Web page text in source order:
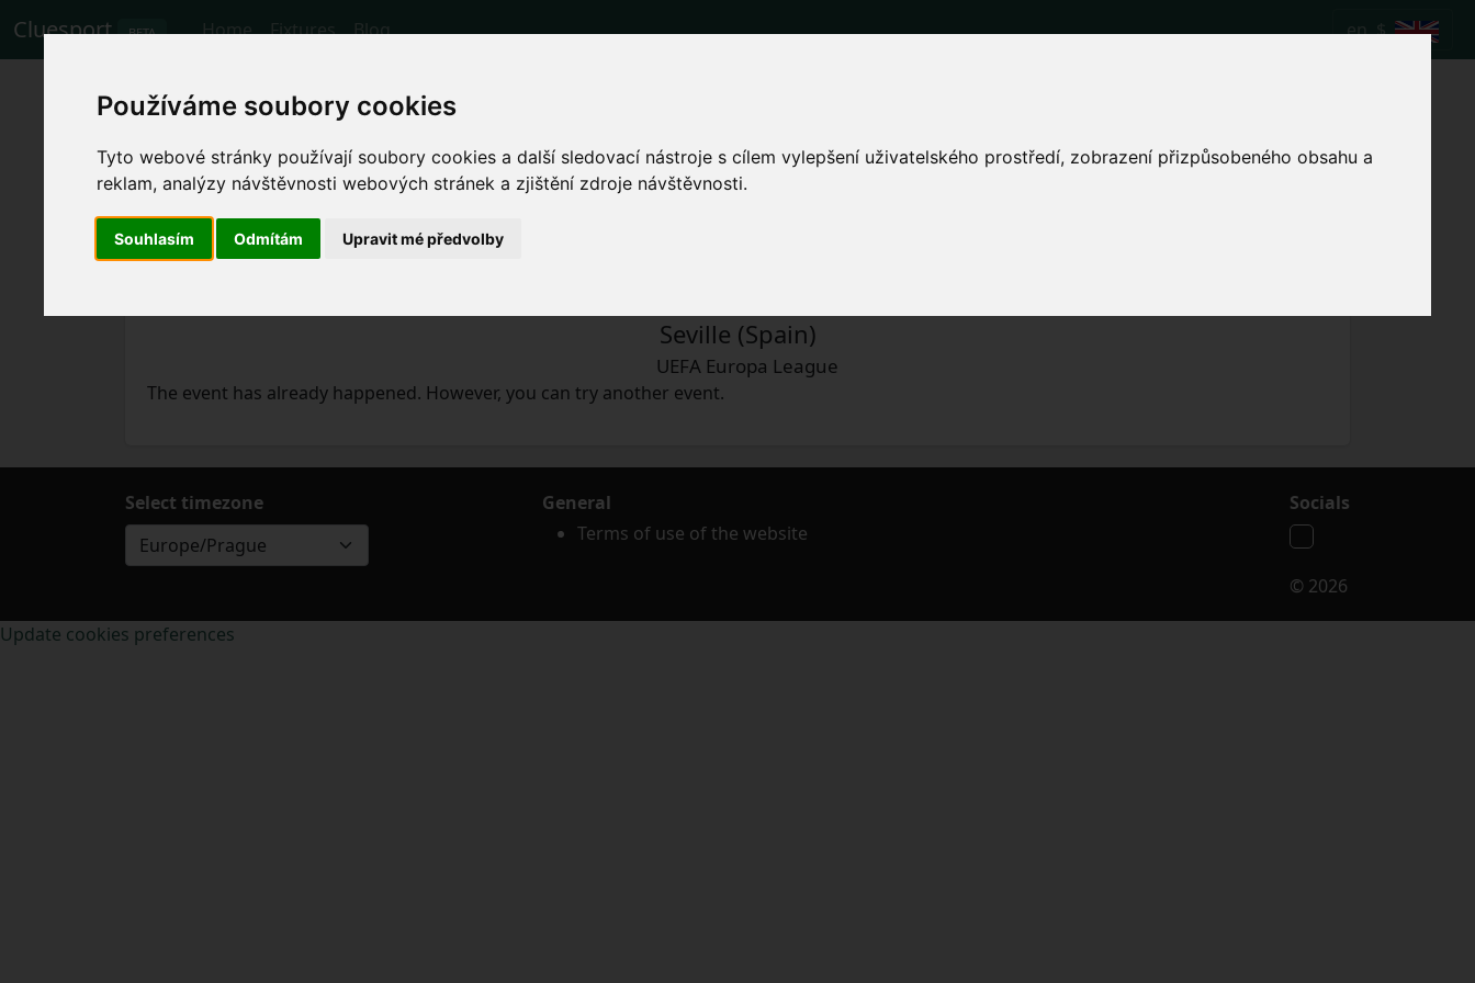
Používáme soubory cookies
Tyto webové stránky používají soubory cookies a další sledovací nástroje s cílem vylepšení uživatelského prostředí, zobrazení přizpůsobeného obsahu a
reklam, analýzy návštěvnosti webových stránek a zjištění zdroje návštěvnosti.
Souhlasím Odmítám Upravit mé předvolby
Cluesport BETA Home Fixtures Blog en $
The best airfare and tickets for the Sevilla vs Manchester
United football match.
Seville (Spain)
UEFA Europa League
The event has already happened. However, you can try another event.
Select timezone
Europe/Prague
General
Terms of use of the website
Socials
© 2026
Update cookies preferences